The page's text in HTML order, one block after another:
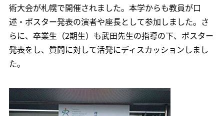
術大会が札幌で開催されました。本学からも教員が口
述・ポスター発表の演者や座長として参加しました。さ
らに、卒業生（2期生）も武田先生の指導の下、ポスター
発表をし、質問に対して活発にディスカッションしまし
た。